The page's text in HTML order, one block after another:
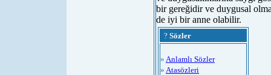
bir gereğidir ve duygusal
de iyi bir anne olabilir.
? Sözler
» Anlamlı Sözler
» Atasözleri